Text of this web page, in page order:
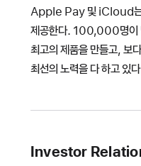
Apple Pay 및 iCloud는
제공한다. 100,000명이
최고의 제품을 만들고, 보
최선의 노력을 다 하고 있
Investor